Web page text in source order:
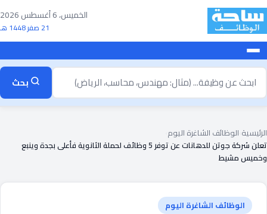
تخطى
إلى
المحتوى
الخميس، 6 أغسطس 2026
21 صفر 1448 هـ
ابحث
بحث
الرئيسية الوظائف الشاغرة اليوم
تعلن شركة جوتن للدهانات عن توفر 5 وظائف لحملة الثانوية فأعلى بجدة وينبع
وخميس مشيط
الوظائف الشاغرة اليوم